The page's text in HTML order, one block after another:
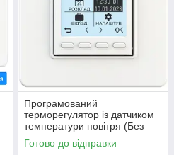
Програмований
терморегулятор із датчиком
температури повітря (Без
датчика температури
підлоги) - Terneo pro*
Готово до відправки